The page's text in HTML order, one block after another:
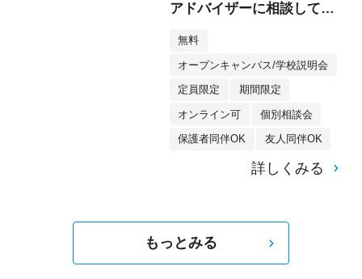
アドバイザーに相談してみ
無料
オープンキャンパス/学校説明会
定員限定 期間限定
オンライン可 個別相談会
保護者同伴OK 友人同伴OK
詳しくみる
もっとみる